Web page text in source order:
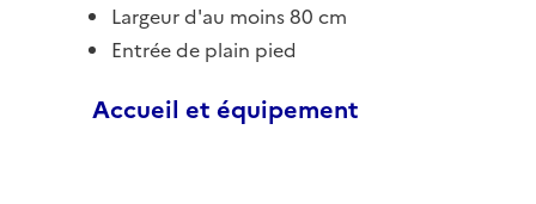
Largeur d'au moins 80 cm
Entrée de plain pied
Accueil et équipement